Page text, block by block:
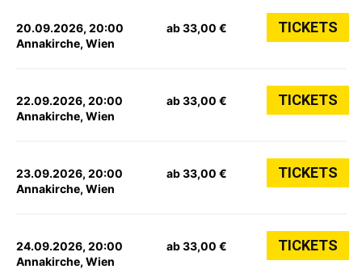
20.09.2026, 20:00
Annakirche, Wien
ab 33,00 € TICKETS
22.09.2026, 20:00
Annakirche, Wien
ab 33,00 € TICKETS
23.09.2026, 20:00
Annakirche, Wien
ab 33,00 € TICKETS
24.09.2026, 20:00
Annakirche, Wien
ab 33,00 € TICKETS